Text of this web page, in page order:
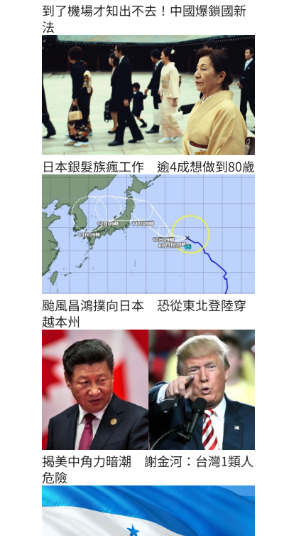
到了機場才知出不去！中國爆鎖國新
法
日本銀髮族瘋工作　逾4成想做到80歲
颱風昌鴻撲向日本　恐從東北登陸穿
越本州
揭美中角力暗潮　謝金河：台灣1類人
危險